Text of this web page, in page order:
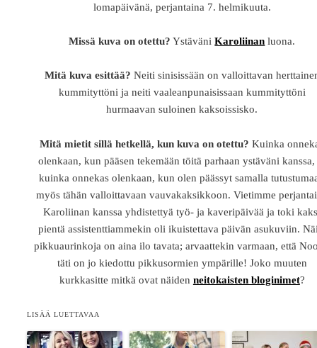
lomapäivänä, perjantaina 7. helmikuuta.
Missä kuva on otettu? YstäväniKaroliinan luona.
Mitä kuva esittää? Neiti sinisissään on valloittavan
kummityttöni ja neiti vaaleanpunaisissaan kummityttöni
hurmaavan suloinen kaksoissisko.
Mitä mietit sillä hetkellä, kun kuva on otettu?Kuinka
olenkaan, kun pääsen tekemään töitä parhaan ystäväni
kuinka onnekas olenkaan, kun olen päässyt samalla
myös tähän valloittavaan vauvakaksikkoon. Vietimme
Karoliinan kanssa yhdistettyä työ- ja kaveripäivää ja toki
pientä assistenttiammekin oli ikuistettava päivän asukuviin.
pikkuaurinkoja on aina ilo tavata; arvaattekin varmaan, että
täti on jo kiedottu pikkusormien ympärille! Joko muuten
kurkkasitte mitkä ovat näiden neitokaisten bloginimet?
LISÄÄ LUETTAVAA